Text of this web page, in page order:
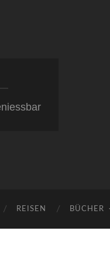
REISEN BÜCHER